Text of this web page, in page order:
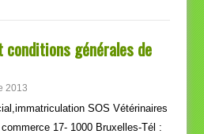
générales de
2013
SOS Vétérinaires
17- 1000 Bruxelles-Tél :